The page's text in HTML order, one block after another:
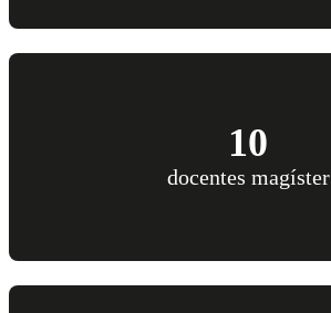
10
docentes magíster